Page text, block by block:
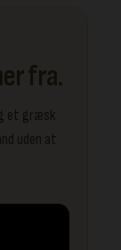
fra.
et græsk
uden at